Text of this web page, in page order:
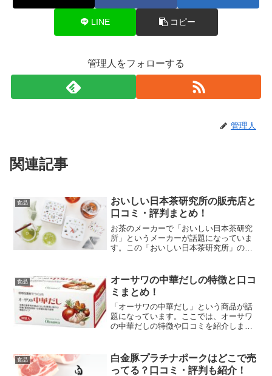
LINE コピー
管理人をフォローする
管理人
関連記事
食品
おいしい日本茶研究所の販売店と
口コミ・評判まとめ！
お茶のメーカーで「おいしい日本茶研究
所」というメーカーが話題になっていま
す。この「おいしい日本茶研究所」の口
食品
オーサワの中華だしの特徴と口コ
ミまとめ！
「オーサワの中華だし」という商品が話
題になっています。ここでは、オーサワ
の中華だしの特徴や口コミを紹介しま
食品
白金豚プラチナポークはどこで売
ってる？口コミ・評判も紹介！